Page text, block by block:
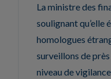
La ministre des
soulignant qu’elle
homologues
surveillons de
niveau de